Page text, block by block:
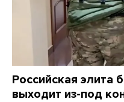
Российская элита
выходит из-под